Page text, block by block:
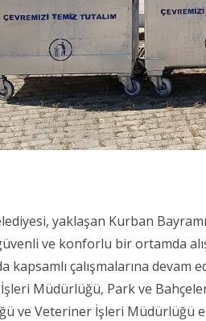
yaklaşan Kurban
ve konforlu bir ortamda
kapsamlı çalışmalarına devam
Müdürlüğü, Park ve
ve Veteriner İşleri Müdürlüğü